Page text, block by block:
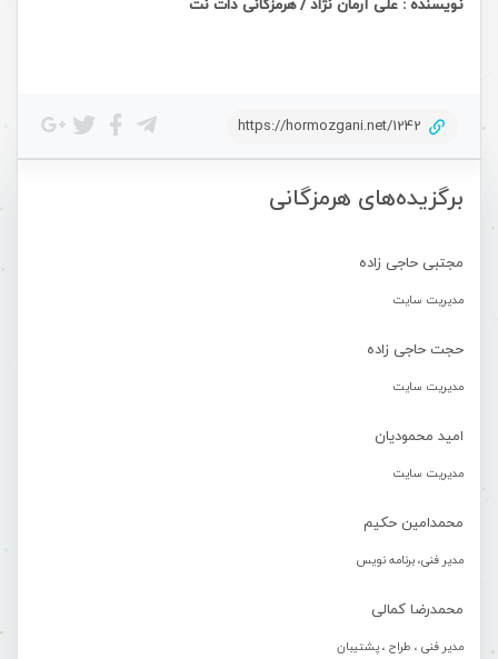
برگزیده‌های هرمزگانی
مجتبی حاجی زاده
مدیریت سایت
حجت حاجی زاده
مدیریت سایت
امید محمودیان
مدیریت سایت
محمدامین حکیم
مدیر فنی، برنامه نویس
محمدرضا کمالی
مدیر فنی ، طراح ، پشتیبان
نویسنده : علی آرمان نژاد / هرمزگانی دات نت
https://hormozgani.net/1242